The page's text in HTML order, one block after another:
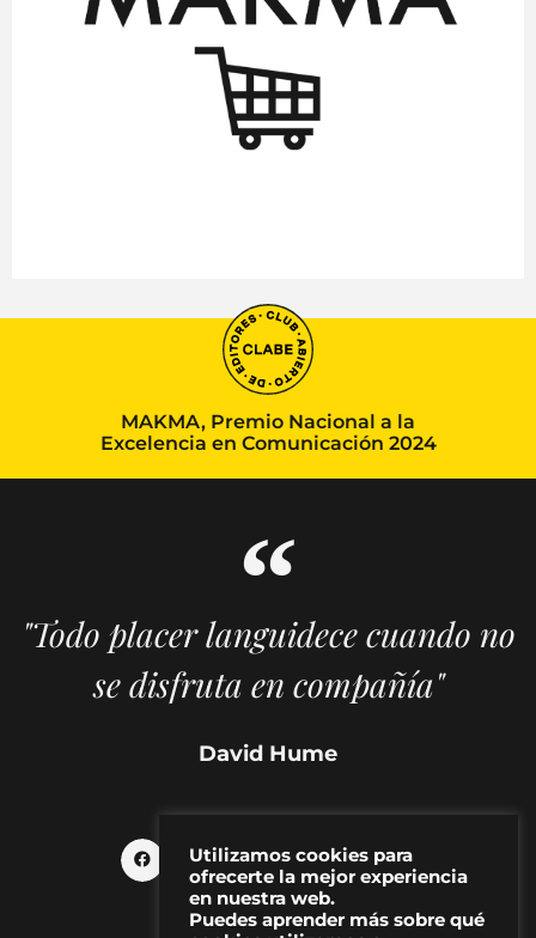
MAKMA, Premio Nacional a la
Excelencia en Comunicación 2024
"Todo placer languidece cuando no
se disfruta en compañía"
David Hume
Utilizamos cookies para
ofrecerte la mejor experiencia
en nuestra web.
Puedes aprender más sobre qué